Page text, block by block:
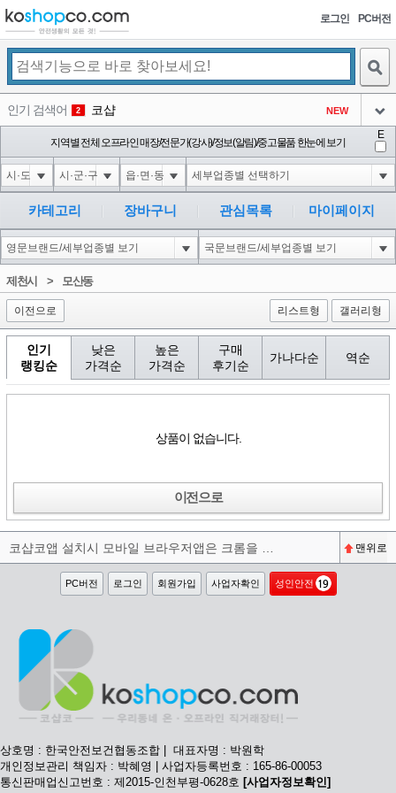
로그인 PC버전
인기 검색어 2 코샵 NEW
3 익스
아이콘
4 1-1; waitfor delay '0:0:15' --
아이콘
5 10"XOR(1*if(now()=sysdate(),sleep(15),0))XOR"Z
아이콘
1
6 1-1); waitfor delay '0:0:15' --
아이콘
1
1
지역별 전체 오프라인 매장/전문가(강사)/정보(알림)/중고물품 한눈에 보기
E
카테고리 장바구니 관심목록 마이페이지
제천시 > 모산동
이전으로 리스트형 갤러리형
인기
랭킹순
낮은
가격순
높은
가격순
구매
후기순
가나다순 역순
상품이 없습니다.
이전으로
맨위로
PC버전 로그인 회원가입 사업자확인 성인안전
상호명 : 한국안전보건협동조합 | 대표자명 : 박원학
개인정보관리 책임자 : 박혜영 | 사업자등록번호 : 165-86-00053
통신판매업신고번호 : 제2015-인천부평-0628호 [사업자정보확인]